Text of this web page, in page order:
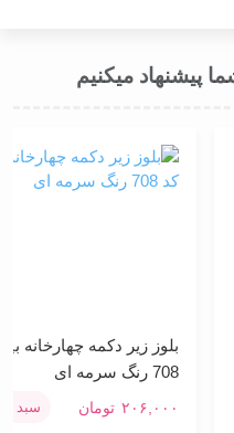
پیشنهاد میکنیم
بلوز زیر دکمه چهارخانه
708 رنگ سرمه ای
۲۰۶,۰۰۰ تومان سبد